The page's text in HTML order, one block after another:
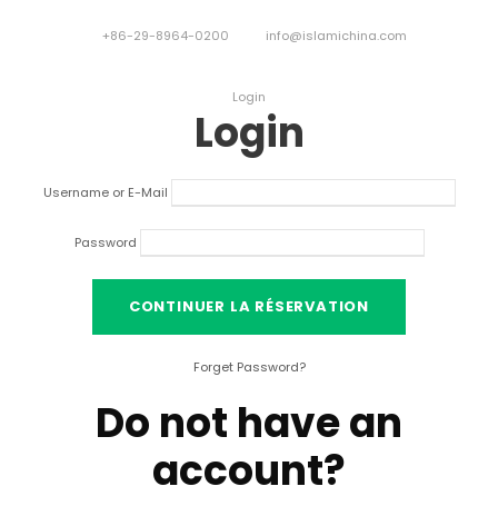
+86-29-8964-0200 info@islamichina.com
Login
Login
Username or E-Mail
Password
Forget Password?
Do not have an
account?